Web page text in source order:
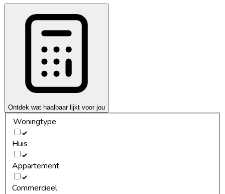
Ontdek wat haalbaar lijkt voor jou
Woningtype
Huis
Appartement
Commercieel